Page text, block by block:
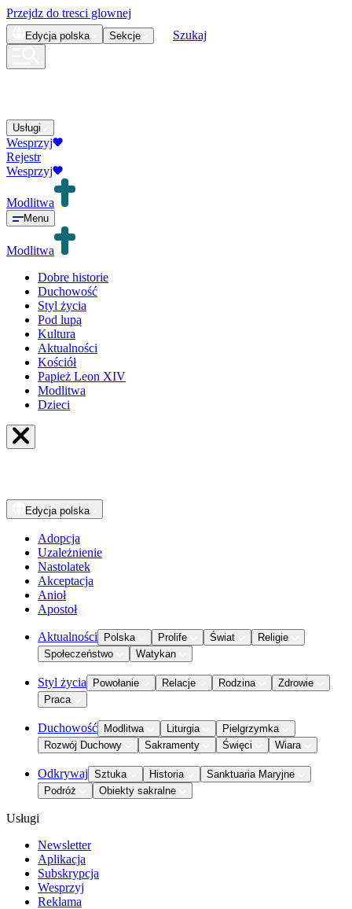
Przejdz do tresci glownej
Edycja polska Sekcje Szukaj
Usługi
Wesprzyj
Rejestr
Wesprzyj
Modlitwa
Menu
Modlitwa
Dobre historie
Duchowość
Styl życia
Pod lupą
Kultura
Aktualności
Kościół
Papież Leon XIV
Modlitwa
Dzieci
Edycja polska
Adopcja
Uzależnienie
Nastolatek
Akceptacja
Anioł
Apostoł
Aktualności Polska Prolife Świat
Religie
Społeczeństwo
Watykan
Styl życia Powołanie Relacje Rodzina
Zdrowie
Praca
Duchowość Modlitwa Liturgia
Pielgrzymka
Rozwój Duchowy
Sakramenty Święci Wiara
Odkrywaj Sztuka Historia
Sanktuaria Maryjne
Podróż
Obiekty sakralne
Usługi
Newsletter
Aplikacja
Subskrypcja
Wesprzyj
Reklama